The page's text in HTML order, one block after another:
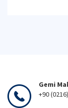
Gemi
+90